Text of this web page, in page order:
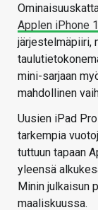
Applen iPhone
järjestelmäpiiri,
mini-sarjaan
mahdollinen
Uusien iPad
tarkempia
tuttuun tapaan
yleensä
Minin julkaisun
maaliskuussa.